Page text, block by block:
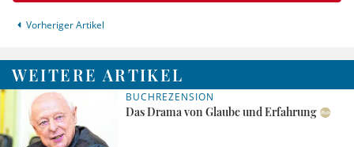
Vorheriger Artikel
WEITERE ARTIKEL
BUCHREZENSION
Das Drama von Glaube und Erfahrung